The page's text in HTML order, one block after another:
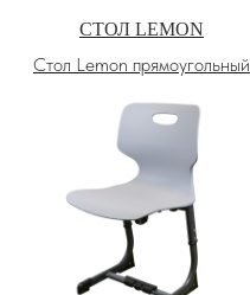
СТОЛ LEMON
Стол Lemon прямоугольный